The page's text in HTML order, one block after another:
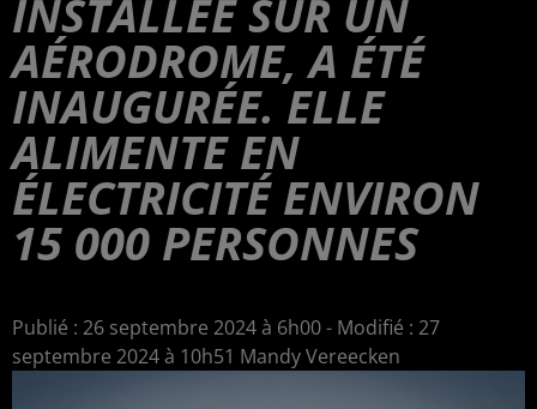
INSTALLÉE SUR UN
AÉRODROME, A ÉTÉ
INAUGURÉE. ELLE
ALIMENTE EN
ÉLECTRICITÉ ENVIRON
15 000 PERSONNES
Publié : 26 septembre 2024 à 6h00 - Modifié : 27
septembre 2024 à 10h51 Mandy Vereecken